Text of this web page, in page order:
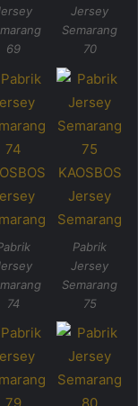
69
Jersey
Semarang
70
74
Pabrik
Jersey
Semarang
75